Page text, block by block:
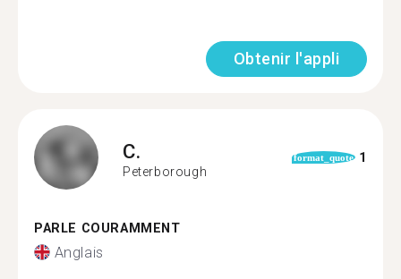
Obtenir l'appli
C.
Peterborough
format_quote 1
PARLE COURAMMENT
Anglais